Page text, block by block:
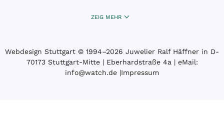
ZEIG MEHR
Webdesign Stuttgart © 1994­–2026 Juwelier Ralf Häffner in D-
70173 Stuttgart-Mitte | Eberhardstraße 4a | eMail:
info@watch.de |Impressum